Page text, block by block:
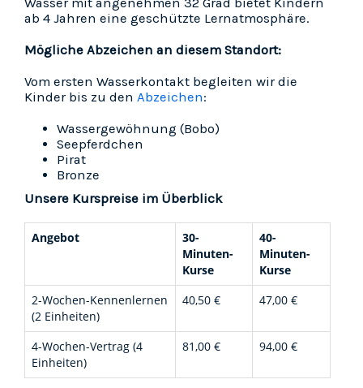
ab 4 Jahren eine geschützte Lernatmosphäre.
Mögliche Abzeichen an diesem Standort:
Vom ersten Wasserkontakt begleiten wir die
Kinder bis zu den Abzeichen:
Wassergewöhnung (Bobo)
Seepferdchen
Pirat
Bronze
Unsere Kurspreise im Überblick
Angebot
30-
Minuten-
Kurse
40-
Minuten-
Kurse
2-Wochen-Kennenlernen
(2 Einheiten)
40,50 € 47,00 €
4-Wochen-Vertrag (4
Einheiten)
81,00 € 94,00 €